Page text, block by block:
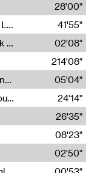
28'00"
Sous le paysage - Habiter les éléments #1 : Les éléments et les débordements du vivant
41'55"
Simb Gaïdé ou la danse du faux lion (Pierrick Mouton)
02'08"
214'08"
Non à l'émigration Clandestine - Rukku Djinne Squad (Eden Tinto Collins)
05'04"
Mama Counda, l'esprit du puits - Pierrick Mouton
24'14"
26'35"
08'23"
02'50"